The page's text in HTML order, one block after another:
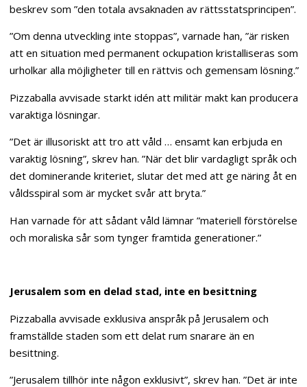
beskrev som ”den totala avsaknaden av rättsstatsprincipen”.
”Om denna utveckling inte stoppas”, varnade han, ”är risken
att en situation med permanent ockupation kristalliseras som
urholkar alla möjligheter till en rättvis och gemensam lösning.”
Pizzaballa avvisade starkt idén att militär makt kan producera
varaktiga lösningar.
”Det är illusoriskt att tro att våld … ensamt kan erbjuda en
varaktig lösning”, skrev han. ”När det blir vardagligt språk och
det dominerande kriteriet, slutar det med att ge näring åt en
våldsspiral som är mycket svår att bryta.”
Han varnade för att sådant våld lämnar ”materiell förstörelse
och moraliska sår som tynger framtida generationer.”
Jerusalem som en delad stad, inte en besittning
Pizzaballa avvisade exklusiva anspråk på Jerusalem och
framställde staden som ett delat rum snarare än en
besittning.
”Jerusalem tillhör inte någon exklusivt”, skrev han. ”Det är inte